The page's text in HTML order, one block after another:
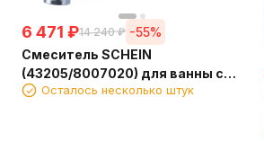
6 471 ₽14 240 ₽ -55%
Смеситель SCHEIN
(43205/8007020) для ванны с
лейкой
Осталось несколько штук